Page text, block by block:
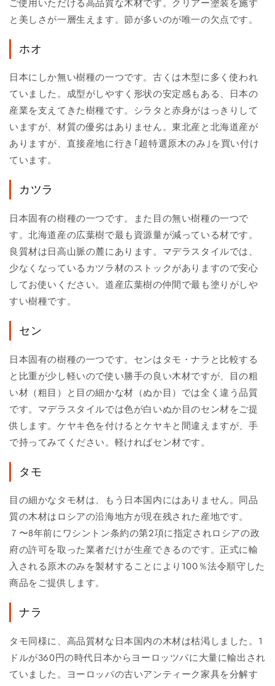
ご使用いただける高品質な木材です。クリアー塗装を施す
と美しさが一層生えます。節が多いのが唯一の欠点です。
ホオ
日本にしか無い樹種の一つです。古くは木型に多く使われ
ていました。成型がしやすく形状の安定感もある、日本の
産業を支えてきた樹種です。シラタと赤身がはっきりして
いますが、材質の優劣はありません。東北産と北海道産が
ありますが、直接産地に行き｢超特選原木のみ｣を買い付け
ています。
カツラ
日本固有の樹種の一つです。また目の無い樹種の一つで
す。北海道産の広葉樹で最も資源量が減っている材です。
良質材は日高山脈の麓にあります。マデラスタイルでは、
少なくなっているカツラ材のストックがありますので安心
してお使いください。道産広葉樹の仲間で最も塗りがしや
すい樹種です。
セン
日本固有の樹種の一つです。センはタモ・ナラと比較する
と比重が少し軽いので使い勝手の良い木材ですが、目の粗
い材（粗目）と目の細かな材（ぬか目）では全く違う品質
です。マデラスタイルでは色が白いぬか目のセン材をご提
供します。ケヤキ色を付けるとケヤキと間違えますが、手
で持ってみてください。軽ければセン材です。
タモ
目の細かなタモ材は、もう日本国内にはありません。同品
質の木材はロシアの沿海地方が現在残された産地です。
７〜8年前にワシントン条約の第2項に指定されロシアの政
府の許可を取った業者だけが生産できるのです。正式に輸
入される原木のみを製材することにより100％法令順守した
商品をご提供します。
ナラ
タモ同様に、高品質材な日本国内の木材は枯渇しました。1
ドルが360円の時代日本からヨーロッツパに大量に輸出され
ていました。ヨーロッパの古いアンティーク家具を分解す